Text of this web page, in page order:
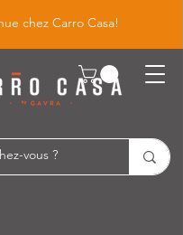
chez Carro Casa!